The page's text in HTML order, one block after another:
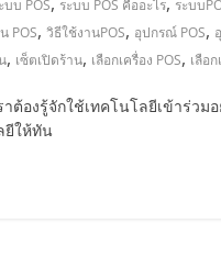
บบ POS ระบบ POS คืออะไร ระบบ
POS, วิธีใช้งานPOS, อุปกรณ์ POS,
, เซ็ตเปิดร้าน, เลือกเครื่อง POS, เลือ
ต้องรู้จักใช้เทคโนโลยีเข้าร่ว
ยีให้ทัน